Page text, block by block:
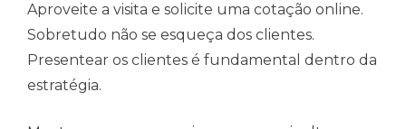
Aproveite a visita e solicite uma cotação online.
Sobretudo não se esqueça dos clientes.
Presentear os clientes é fundamental dentro da
estratégia.